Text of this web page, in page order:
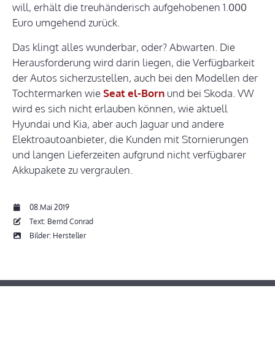
will, erhält die treuhänderisch aufgehobenen 1.000
Euro umgehend zurück.
Das klingt alles wunderbar, oder? Abwarten. Die
Herausforderung wird darin liegen, die Verfügbarkeit
der Autos sicherzustellen, auch bei den Modellen der
Tochtermarken wieSeat el-Born und bei Skoda. VW
wird es sich nicht erlauben können, wie aktuell
Hyundai und Kia, aber auch Jaguar und andere
Elektroautoanbieter, die Kunden mit Stornierungen
und langen Lieferzeiten aufgrund nicht verfügbarer
Akkupakete zu vergraulen.
08.Mai 2019
Text: Bernd Conrad
Bilder: Hersteller